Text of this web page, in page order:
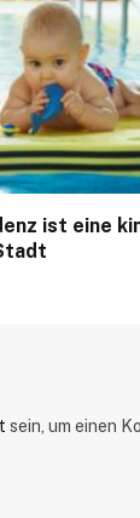
ist eine
sein, um einen